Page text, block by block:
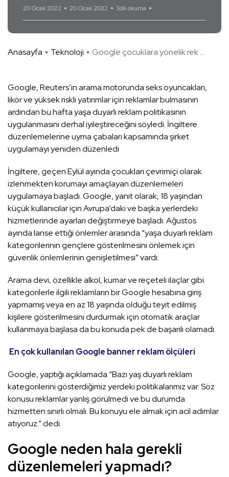
20 Ocak 2022 20 Ocak 2022 3dk okuma
Anasayfa Teknoloji Google çocuklara yönelik rek ...
Google, Reuters’in arama motorunda seks oyuncakları,
likör ve yüksek riskli yatırımlar için reklamlar bulmasının
ardından bu hafta yaşa duyarlı reklam politikasının
uygulanmasını derhal iyileştireceğini söyledi. İngiltere
düzenlemelerine uyma çabaları kapsamında şirket
uygulamayı yeniden düzenledi
İngiltere, geçen Eylül ayında çocukları çevrimiçi olarak
izlenmekten korumayı amaçlayan düzenlemeleri
uygulamaya başladı. Google, yanıt olarak, 18 yaşından
küçük kullanıcılar için Avrupa’daki ve başka yerlerdeki
hizmetlerinde ayarları değiştirmeye başladı. Ağustos
ayında lanse ettiği önlemler arasında “yaşa duyarlı reklam
kategorilerinin gençlere gösterilmesini önlemek için
güvenlik önlemlerinin genişletilmesi” vardı.
Arama devi, özellikle alkol, kumar ve reçeteli ilaçlar gibi
kategorilerle ilgili reklamların bir Google hesabına giriş
yapmamış veya en az 18 yaşında olduğu teyit edilmiş
kişilere gösterilmesini durdurmak için otomatik araçlar
kullanmaya başlasa da bu konuda pek de başarılı olamadı.
En çok kullanılan Google banner reklam ölçüleri
Google, yaptığı açıklamada “Bazı yaş duyarlı reklam
kategorilerini gösterdiğimiz yerdeki politikalarımız var. Söz
konusu reklamlar yanlış görülmedi ve bu durumda
hizmetten sınırlı olmalı. Bu konuyu ele almak için acil adımlar
atıyoruz.” dedi.
Google neden hala gerekli
düzenlemeleri yapmadı?